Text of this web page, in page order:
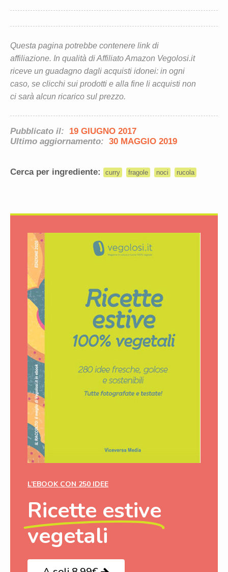
Questa pagina potrebbe contenere link di
affiliazione. In qualità di Affiliato Amazon Vegolosi.it
riceve un guadagno dagli acquisti idonei: in ogni
caso, se clicchi sui prodotti e alla fine li acquisti non
ci sarà alcun ricarico sul prezzo.
Pubblicato il:
19 GIUGNO 2017
Ultimo aggiornamento: 30 MAGGIO 2019
Cerca per ingrediente: curry fragole noci rucola
L’EBOOK CON 250 IDEE
Ricette estive
vegetali